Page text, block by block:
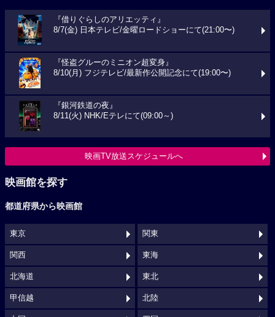
『借りぐらしのアリエッティ』
8/7(金) 日本テレビ/金曜ロードショーにて(21:00〜)
『怪盗グルーのミニオン超変身』
8/10(月) フジテレビ/最新作公開記念にて(19:00〜)
『銀河鉄道の夜』
8/11(火) NHK/Eテレにて(09:00～)
映画TV放送スケジュールへ
映画館を探す
都道府県から映画館
東京 関東
関西 東海
北海道 東北
甲信越 北陸